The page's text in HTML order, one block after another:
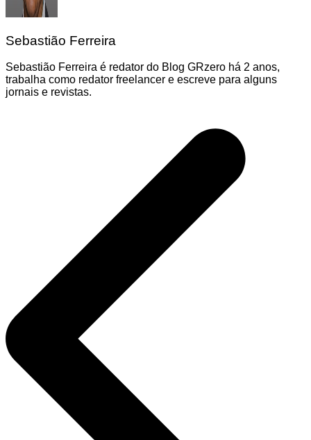
Sebastião Ferreira
Sebastião Ferreira é redator do Blog GRzero há 2 anos,
trabalha como redator freelancer e escreve para alguns
jornais e revistas.